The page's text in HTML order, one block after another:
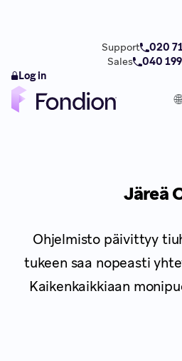
Support
020
Sales
040
Log in
Järeä
Ohjelmisto päivittyy
tukeen saa nopeasti
Kaikenkaikkiaan